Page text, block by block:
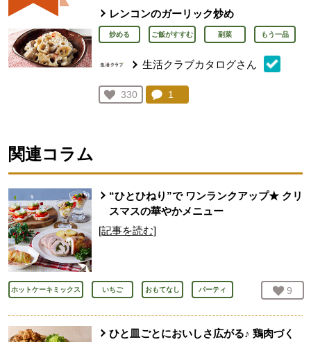
レンコンのガーリック炒め
炒める ご飯がすすむ 副菜 もう一品
生活クラブカタログさん
お気に入り登録：
330
人が登録
コメント：
1
関連コラム
“ひとひねり”で ワンランクアップ★ クリ
スマスの華やかメニュー
[記事を読む]
ホットケーキミックス いちご おもてなし パーティ お気
9
ひと皿ごとにおいしさ広がる♪ 鶏肉づく